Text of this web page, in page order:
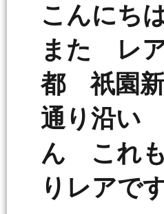
こんにち
また レ
都 祇園
通り沿い
ん これ
りレアで